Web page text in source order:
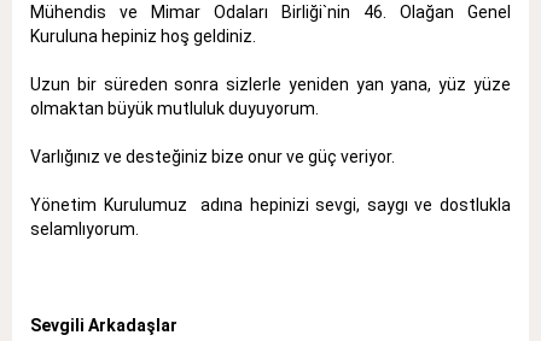
Mühendis ve Mimar Odaları Birliği`nin 46. Olağan Genel
Kuruluna hepiniz hoş geldiniz.
Uzun bir süreden sonra sizlerle yeniden yan yana, yüz yüze
olmaktan büyük mutluluk duyuyorum.
Varlığınız ve desteğiniz bize onur ve güç veriyor.
Yönetim Kurulumuz adına hepinizi sevgi, saygı ve dostlukla
selamlıyorum.
Sevgili Arkadaşlar